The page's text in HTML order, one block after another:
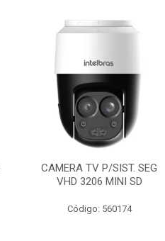
CAMERA TV P/SIST. SEG
VHD 3206 MINI SD
Código: 560174